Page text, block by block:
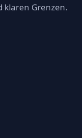
klaren Grenzen.